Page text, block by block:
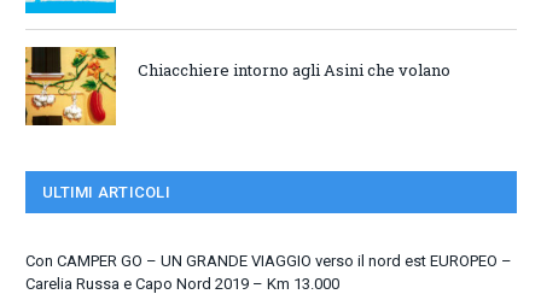
Chiacchiere intorno agli Asini che volano
ULTIMI ARTICOLI
Con CAMPER GO – UN GRANDE VIAGGIO verso il nord est EUROPEO –
Carelia Russa e Capo Nord 2019 – Km 13.000